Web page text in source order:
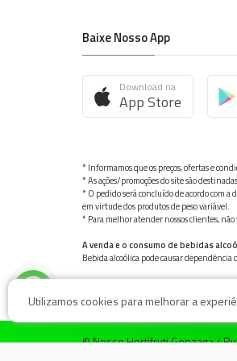
Baixe Nosso App
Download na
App Store
* Informamos que os preços, ofertas e
* As ações/promoções do site são
* O pedido será concluído de acordo com a
em virtude dos produtos de peso variável.
* Para melhor atender nossos clientes,
A venda e o consumo de bebidas
Bebida alcoólica pode causar dependência
© Nosso Hortifruti Gonzaga /
Utilizamos cookies para melhorar a